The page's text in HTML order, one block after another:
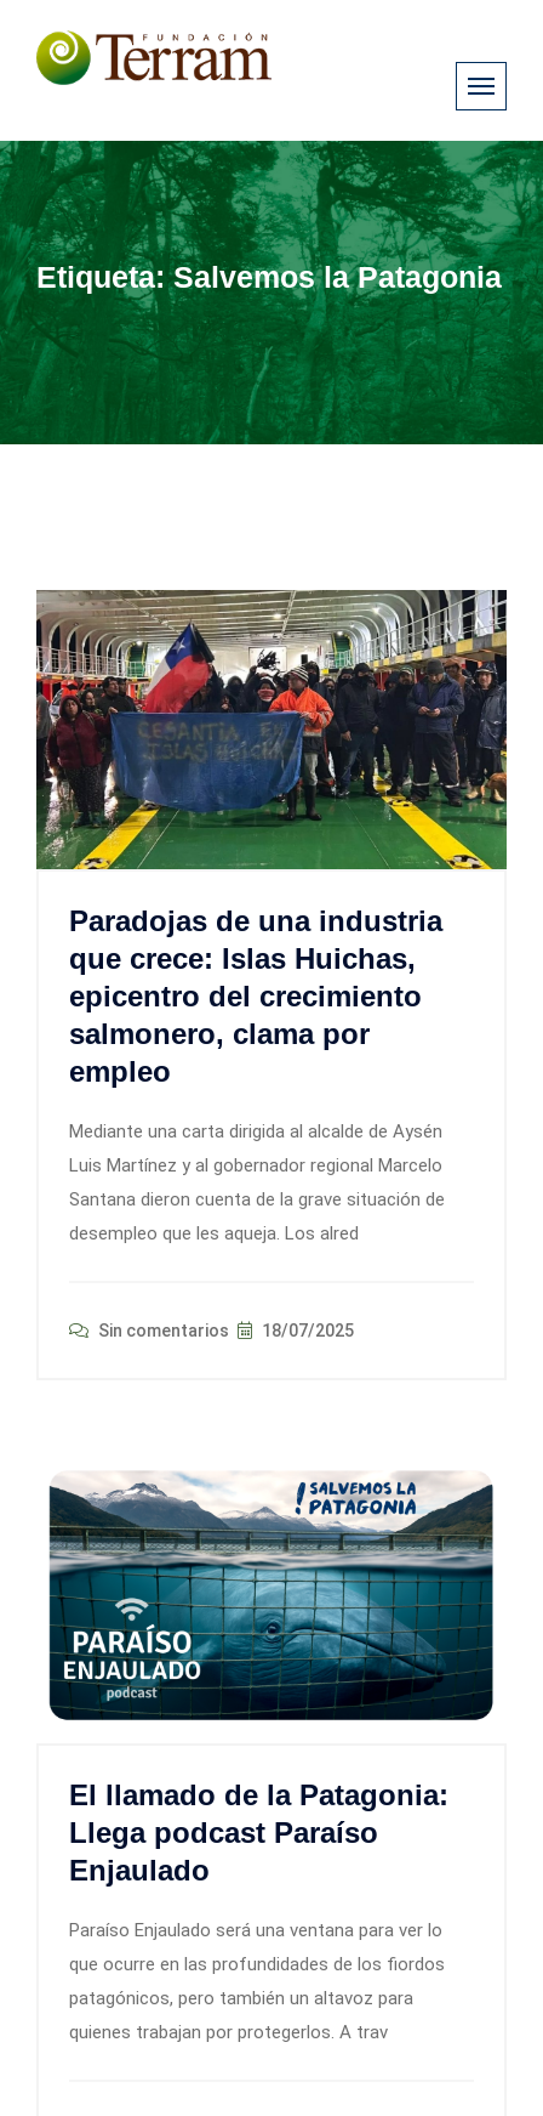
Etiqueta:Salvemos la Patagonia
Paradojas de una industria
que crece: Islas Huichas,
epicentro del crecimiento
salmonero, clama por
empleo
Mediante una carta dirigida al alcalde de Aysén
Luis Martínez y al gobernador regional Marcelo
Santana dieron cuenta de la grave situación de
desempleo que les aqueja. Los alred
Sin comentarios 18/07/2025
El llamado de la Patagonia:
Llega podcast Paraíso
Enjaulado
Paraíso Enjaulado será una ventana para ver lo
que ocurre en las profundidades de los fiordos
patagónicos, pero también un altavoz para
quienes trabajan por protegerlos. A trav